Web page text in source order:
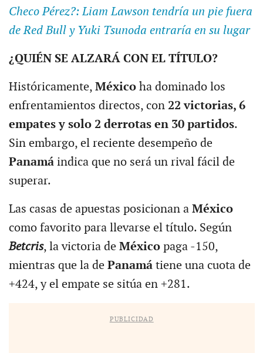
Checo Pérez?: Liam Lawson tendría un pie fuera
de Red Bull y Yuki Tsunoda entraría en su lugar
¿QUIÉN SE ALZARÁ CON EL TÍTULO?
Históricamente, México ha dominado los
enfrentamientos directos, con 22 victorias, 6
empates y solo 2 derrotas en 30 partidos.
Sin embargo, el reciente desempeño de
Panamá indica que no será un rival fácil de
superar.
Las casas de apuestas posicionan a México
como favorito para llevarse el título. Según
Betcris, la victoria de México paga -150,
mientras que la de Panamá tiene una cuota de
+424, y el empate se sitúa en +281.
PUBLICIDAD